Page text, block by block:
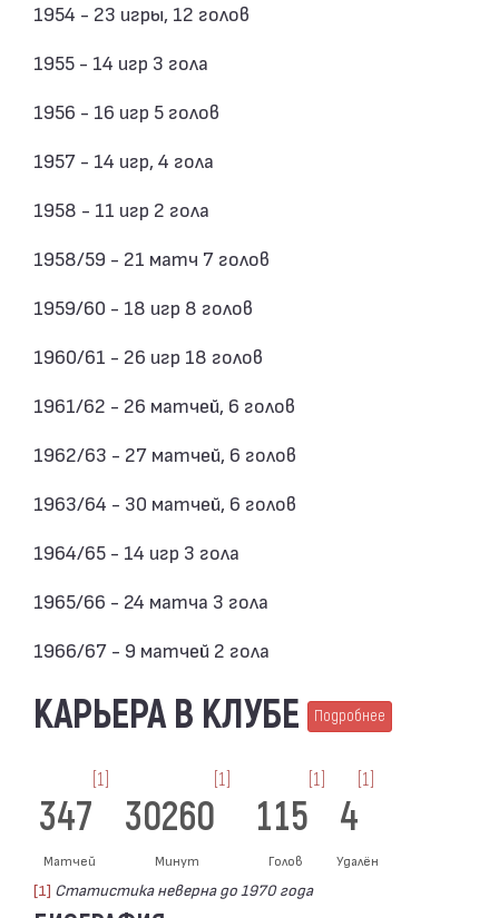
1954 - 23 игры, 12 голов
1955 - 14 игр 3 гола
1956 - 16 игр 5 голов
1957 - 14 игр, 4 гола
1958 - 11 игр 2 гола
1958/59 - 21 матч 7 голов
1959/60 - 18 игр 8 голов
1960/61 - 26 игр 18 голов
1961/62 - 26 матчей, 6 голов
1962/63 - 27 матчей, 6 голов
1963/64 - 30 матчей, 6 голов
1964/65 - 14 игр 3 гола
1965/66 - 24 матча 3 гола
1966/67 - 9 матчей 2 гола
КАРЬЕРА В КЛУБЕ Подробнее
347
[1]
Матчей
30260
[1]
Минут
115
[1]
Голов
4
[1]
Удалён
[1] Статистика неверна до 1970 года